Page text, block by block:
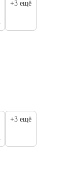
+3 ещё
+3 ещё